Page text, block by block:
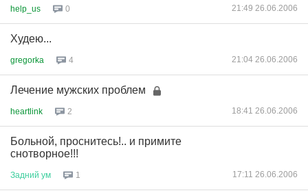
help_us 0 21:49 26.06.2006
Худею...
gregorka 4 21:04 26.06.2006
Лечение мужских проблем
heartlink 2 18:41 26.06.2006
Больной, проснитесь!.. и примите
снотворное!!!
Задний ум 1 17:11 26.06.2006